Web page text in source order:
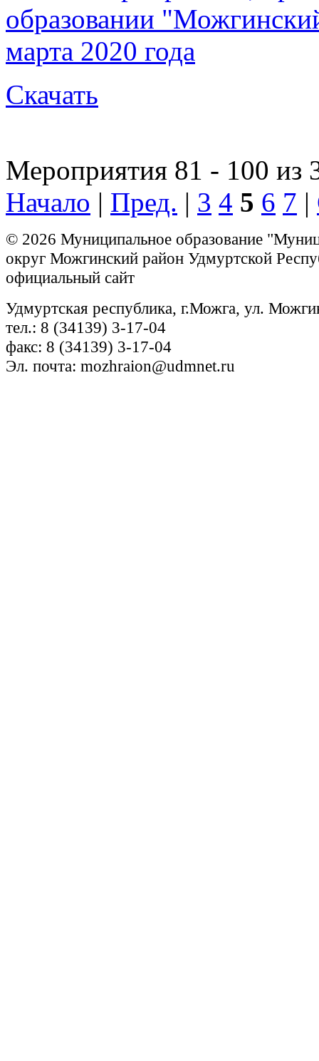
образовании
марта 2020 года
Скачать
Мероприятия 81 - 100 из
Начало | Пред. | 3 4 5 6 7 |
© 2026 Муниципальное образование
округ Можгинский район Удмуртской
официальный сайт
Удмуртская республика, г.Можга, ул.
тел.: 8 (34139) 3-17-04
факс: 8 (34139) 3-17-04
Эл. почта: mozhraion@udmnet.ru